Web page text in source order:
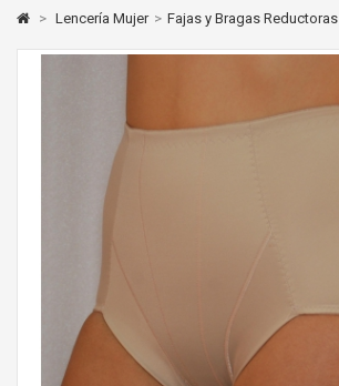
> Lencería Mujer > Fajas y Bragas Reductoras